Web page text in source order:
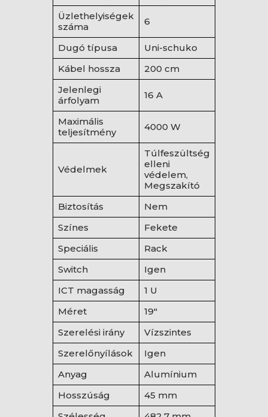
Üzlethelyiségek
száma
6
Dugó típusa
Uni-schuko
Kábel hossza
200 cm
Jelenlegi
árfolyam
16 A
Maximális
teljesítmény
4000 W
Védelmek
Túlfeszültség
elleni
védelem,
Megszakító
Biztosítás
Nem
Színes
Fekete
Speciális
Rack
Switch
Igen
ICT magasság
1 U
Méret
19"
Szerelési irány
Vízszintes
Szerelőnyílások
Igen
Anyag
Alumínium
Hosszúság
45 mm